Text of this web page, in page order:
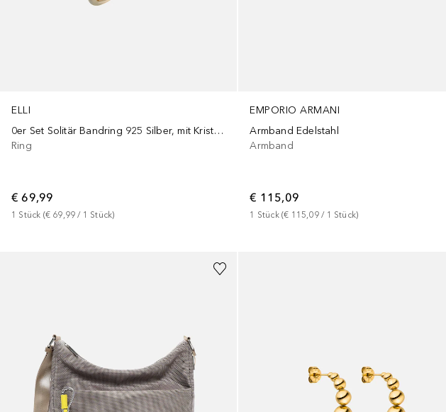
ELLI
0er Set Solitär Bandring 925 Silber, mit Kristallen von Swarovski®
Ring
€ 69,99
1 Stück (€ 69,99 / 1 Stück)
EMPORIO ARMANI
Armband Edelstahl
Armband
€ 115,09
1 Stück (€ 115,09 / 1 Stück)